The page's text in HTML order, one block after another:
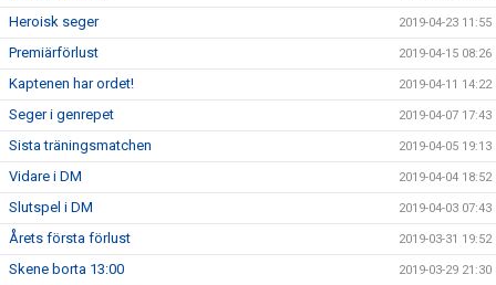
Heroisk seger 2019-04-23 11:55
Premiärförlust 2019-04-15 08:26
Kaptenen har ordet! 2019-04-11 14:22
Seger i genrepet 2019-04-07 17:43
Sista träningsmatchen 2019-04-05 19:13
Vidare i DM 2019-04-04 18:52
Slutspel i DM 2019-04-03 07:43
Årets första förlust 2019-03-31 19:52
Skene borta 13:00 2019-03-29 21:30